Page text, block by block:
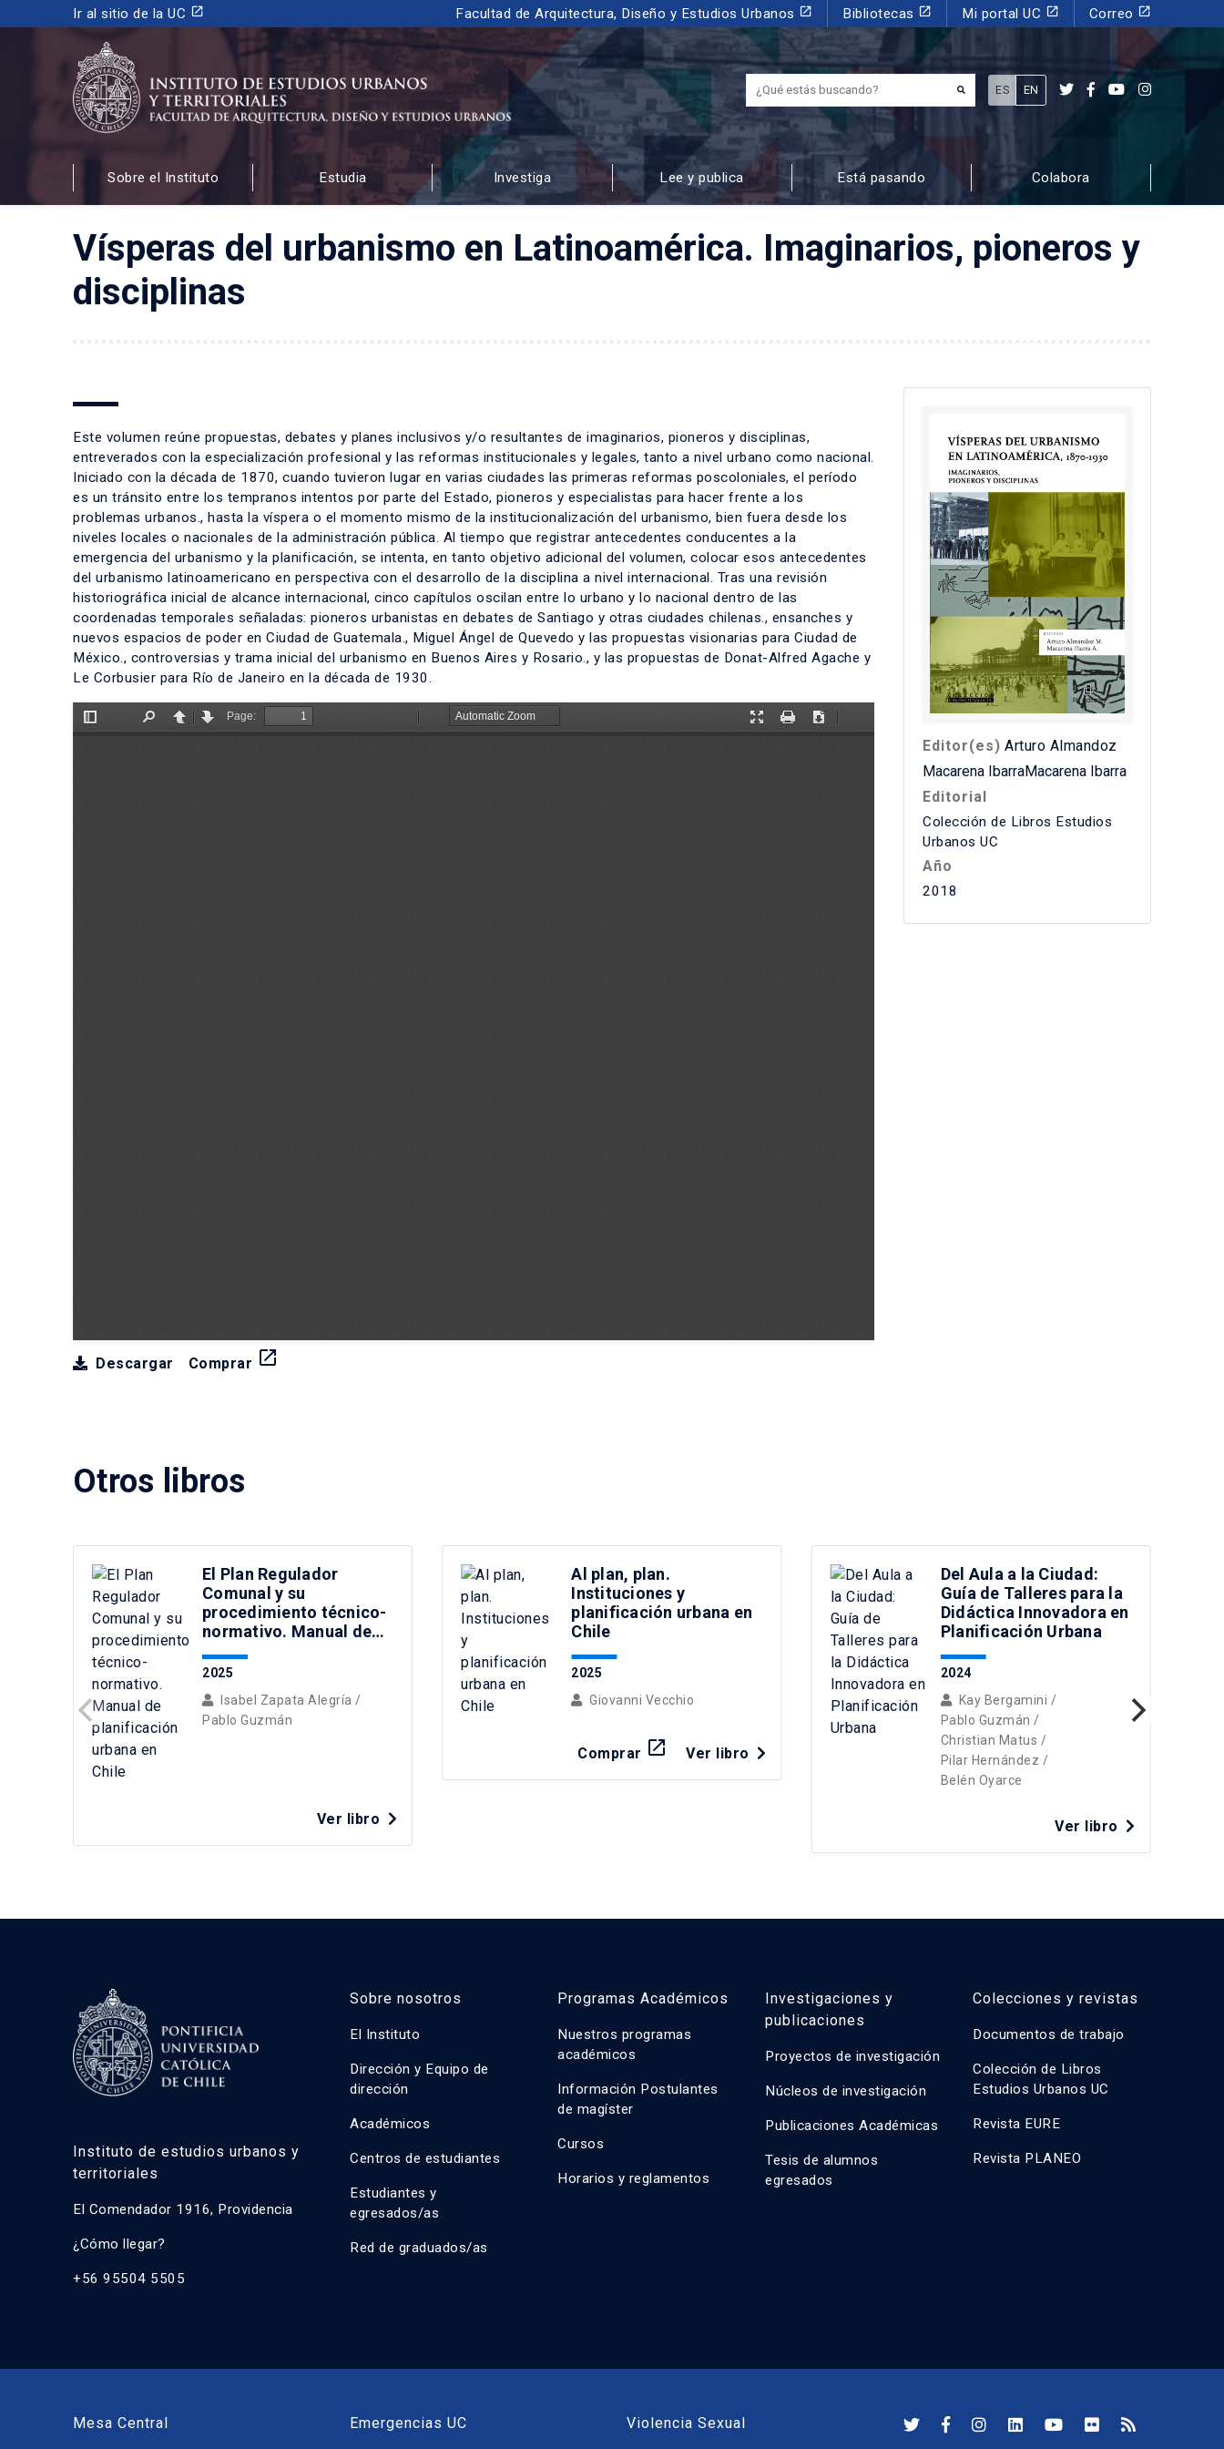
Ir al sitio de la UC launch Facultad de Arquitectura, Diseño y Estudios Urbanos launch Bibliotecas launch Mi portal UC launch Correo launch
INSTITUTO DE ESTUDIOS URBANOS
Y TERRITORIALES
FACULTAD DE ARQUITECTURA, DISEÑO Y ESTUDIOS URBANOS
¿Qué estás buscando?
ES EN
Sobre el Instituto Estudia Investiga Lee y publica Está pasando Colabora
Vísperas del urbanismo en Latinoamérica. Imaginarios, pioneros y
disciplinas
Este volumen reúne propuestas, debates y planes inclusivos y/o resultantes de imaginarios, pioneros y disciplinas,
entreverados con la especialización profesional y las reformas institucionales y legales, tanto a nivel urbano como nacional.
Iniciado con la década de 1870, cuando tuvieron lugar en varias ciudades las primeras reformas poscoloniales, el período
es un tránsito entre los tempranos intentos por parte del Estado, pioneros y especialistas para hacer frente a los
problemas urbanos., hasta la víspera o el momento mismo de la institucionalización del urbanismo, bien fuera desde los
niveles locales o nacionales de la administración pública. Al tiempo que registrar antecedentes conducentes a la
emergencia del urbanismo y la planificación, se intenta, en tanto objetivo adicional del volumen, colocar esos antecedentes
del urbanismo latinoamericano en perspectiva con el desarrollo de la disciplina a nivel internacional. Tras una revisión
historiográfica inicial de alcance internacional, cinco capítulos oscilan entre lo urbano y lo nacional dentro de las
coordenadas temporales señaladas: pioneros urbanistas en debates de Santiago y otras ciudades chilenas., ensanches y
nuevos espacios de poder en Ciudad de Guatemala., Miguel Ángel de Quevedo y las propuestas visionarias para Ciudad de
México., controversias y trama inicial del urbanismo en Buenos Aires y Rosario., y las propuestas de Donat-Alfred Agache y
Le Corbusier para Río de Janeiro en la década de 1930.
Descargar Comprar launch
Editor(es) Arturo Almandoz
Macarena IbarraMacarena Ibarra
Editorial
Colección de Libros Estudios
Urbanos UC
Año
2018
Otros libros
El Plan Regulador
Comunal y su
procedimiento técnico-
normativo. Manual de
planificación urbana en
Chile
2025
Isabel Zapata Alegría /
Pablo Guzmán
Ver libro
Al plan, plan.
Instituciones y
planificación urbana en
Chile
2025
Giovanni Vecchio
Comprar launch Ver libro
Del Aula a la Ciudad:
Guía de Talleres para la
Didáctica Innovadora en
Planificación Urbana
2024
Kay Bergamini /
Pablo Guzmán /
Christian Matus /
Pilar Hernández /
Belén Oyarce
Ver libro
Instituto de estudios urbanos y
territoriales
El Comendador 1916, Providencia
¿Cómo llegar?
+56 95504 5505
Sobre nosotros
El Instituto
Dirección y Equipo de
dirección
Académicos
Centros de estudiantes
Estudiantes y
egresados/as
Red de graduados/as
Programas Académicos
Nuestros programas
académicos
Información Postulantes
de magíster
Cursos
Horarios y reglamentos
Investigaciones y
publicaciones
Proyectos de investigación
Núcleos de investigación
Publicaciones Académicas
Tesis de alumnos
egresados
Colecciones y revistas
Documentos de trabajo
Colección de Libros
Estudios Urbanos UC
Revista EURE
Revista PLANEO
Mesa Central Emergencias UC Violencia Sexual